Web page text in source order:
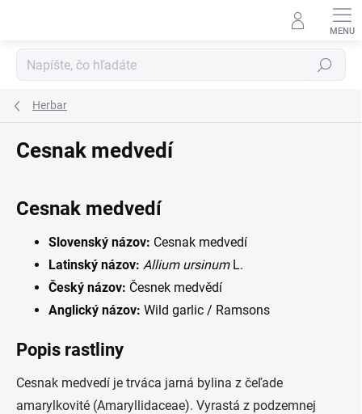
Hľadať
Herbar
Cesnak medvedí
Cesnak medvedí
Slovenský názov: Cesnak medvedí
Latinský názov: Allium ursinumL.
Český názov: Česnek medvědí
Anglický názov: Wild garlic / Ramsons
Popis rastliny
Cesnak medvedí je trváca jarná bylina z čeľade
amarylkovité (Amaryllidaceae). Vyrastá z podzemnej